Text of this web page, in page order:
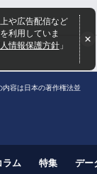
や広告配信など
利用していま
情報保護方針」
容は日本の著作権法並
ラム 特集 デー